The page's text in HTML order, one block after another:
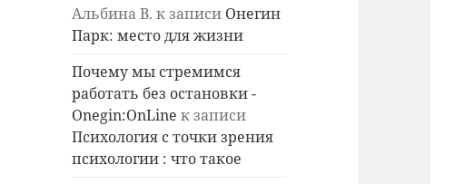
Альбина В. к записи Онегин
Парк: место для жизни
Почему мы стремимся
работать без остановки -
Onegin:OnLine к записи
Психология с точки зрения
психологии : что такое